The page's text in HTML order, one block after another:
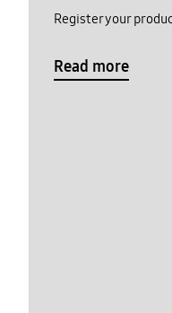
Register your
Read more